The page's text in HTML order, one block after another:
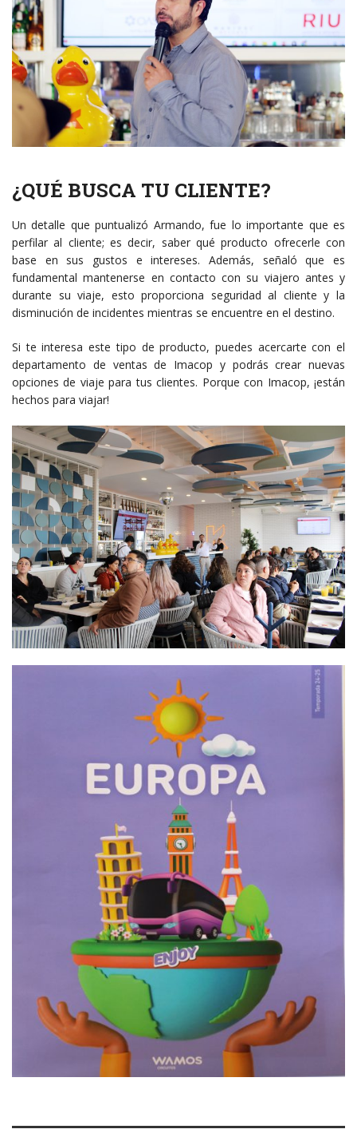
¿QUÉ BUSCA TU CLIENTE?
Un detalle que puntualizó Armando, fue lo importante que es
perfilar al cliente; es decir, saber qué producto ofrecerle con
base en sus gustos e intereses. Además, señaló que es
fundamental mantenerse en contacto con su viajero antes y
durante su viaje, esto proporciona seguridad al cliente y la
disminución de incidentes mientras se encuentre en el destino.
Si te interesa este tipo de producto, puedes acercarte con el
departamento de ventas de Imacop y podrás crear nuevas
opciones de viaje para tus clientes. Porque con Imacop, ¡están
hechos para viajar!